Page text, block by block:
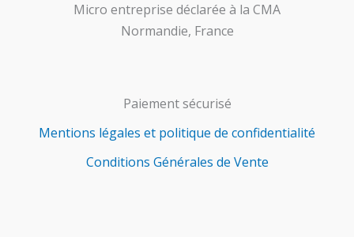
Micro entreprise déclarée à la CMA
Normandie, France
Paiement sécurisé
Mentions légales et politique de confidentialité
Conditions Générales de Vente